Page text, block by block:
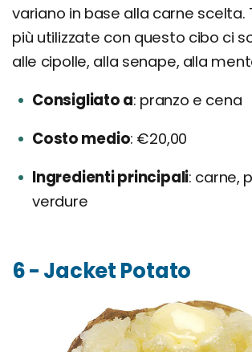
variano in base alla carne scelta.
più utilizzate con questo cibo ci
alle cipolle, alla senape, alla
Consigliato a pranzo e cena
Costo medio €20,00
Ingredienti principali carne,
verdure
6 - Jacket Potato